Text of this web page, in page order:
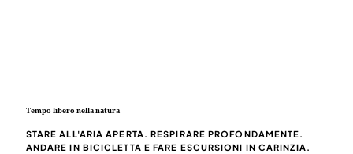
Tempo libero nella natura
STARE ALL'ARIA APERTA. RESPIRARE PROFONDAMENTE.
ANDARE IN BICICLETTA E FARE ESCURSIONI IN CARINZIA.